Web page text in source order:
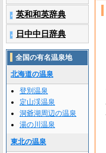
› 英和和英辞典
› 日中中日辞典
全国の有名温泉地
北海道の温泉
登別温泉
定山渓温泉
洞爺湖周辺の温泉
湯の川温泉
東北の温泉